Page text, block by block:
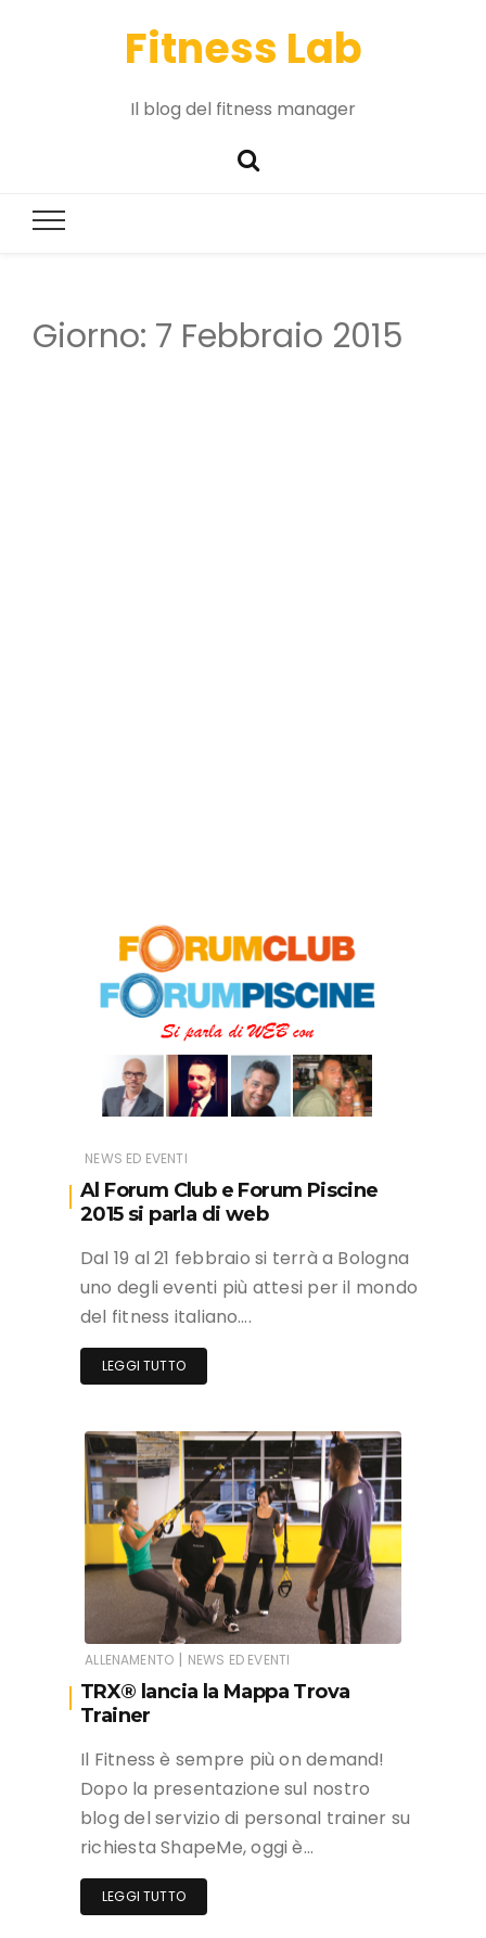
Fitness Lab
Il blog del fitness manager
Giorno: 7 Febbraio 2015
NEWS ED EVENTI
Al Forum Club e Forum Piscine
2015 si parla di web
Dal 19 al 21 febbraio si terrà a Bologna
uno degli eventi più attesi per il mondo
del fitness italiano….
LEGGI TUTTO
ALLENAMENTO | NEWS ED EVENTI
TRX® lancia la Mappa Trova
Trainer
Il Fitness è sempre più on demand!
Dopo la presentazione sul nostro
blog del servizio di personal trainer su
richiesta ShapeMe, oggi è…
LEGGI TUTTO